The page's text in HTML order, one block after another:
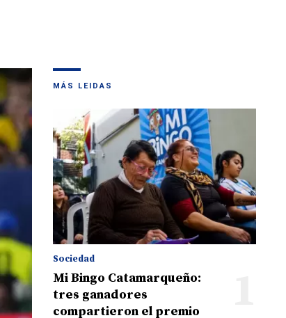
MÁS LEIDAS
Sociedad
Mi Bingo Catamarqueño:
tres ganadores
compartieron el premio